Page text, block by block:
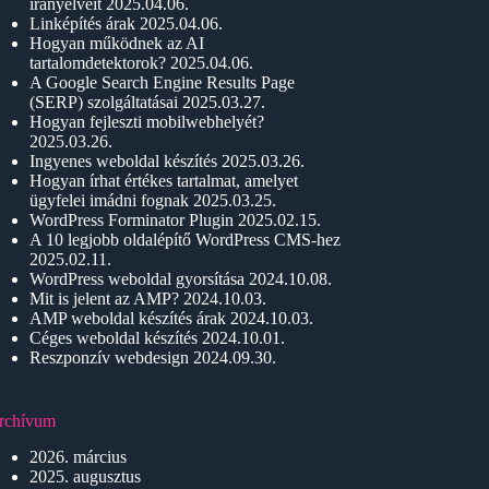
Linképítés árak 2025.04.06.
Hogyan működnek az AI
tartalomdetektorok? 2025.04.06.
A Google Search Engine Results Page
(SERP) szolgáltatásai 2025.03.27.
Hogyan fejleszti mobilwebhelyét?
2025.03.26.
Ingyenes weboldal készítés 2025.03.26.
Hogyan írhat értékes tartalmat, amelyet
ügyfelei imádni fognak 2025.03.25.
WordPress Forminator Plugin 2025.02.15.
A 10 legjobb oldalépítő WordPress CMS-hez
2025.02.11.
WordPress weboldal gyorsítása 2024.10.08.
Mit is jelent az AMP? 2024.10.03.
AMP weboldal készítés árak 2024.10.03.
Céges weboldal készítés 2024.10.01.
Reszponzív webdesign 2024.09.30.
2026. március
2025. augusztus